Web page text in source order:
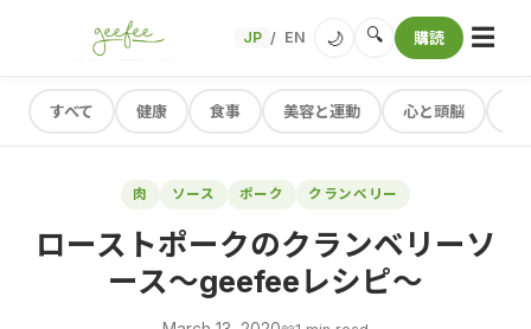
JP / EN 🌙 🔍 購読 ☰
すべて 健康 食事 美容と運動 心と頭脳
肉 ソース ポーク クランベリー
ローストポークのクランベリーソ
ース～geefeeレシピ～